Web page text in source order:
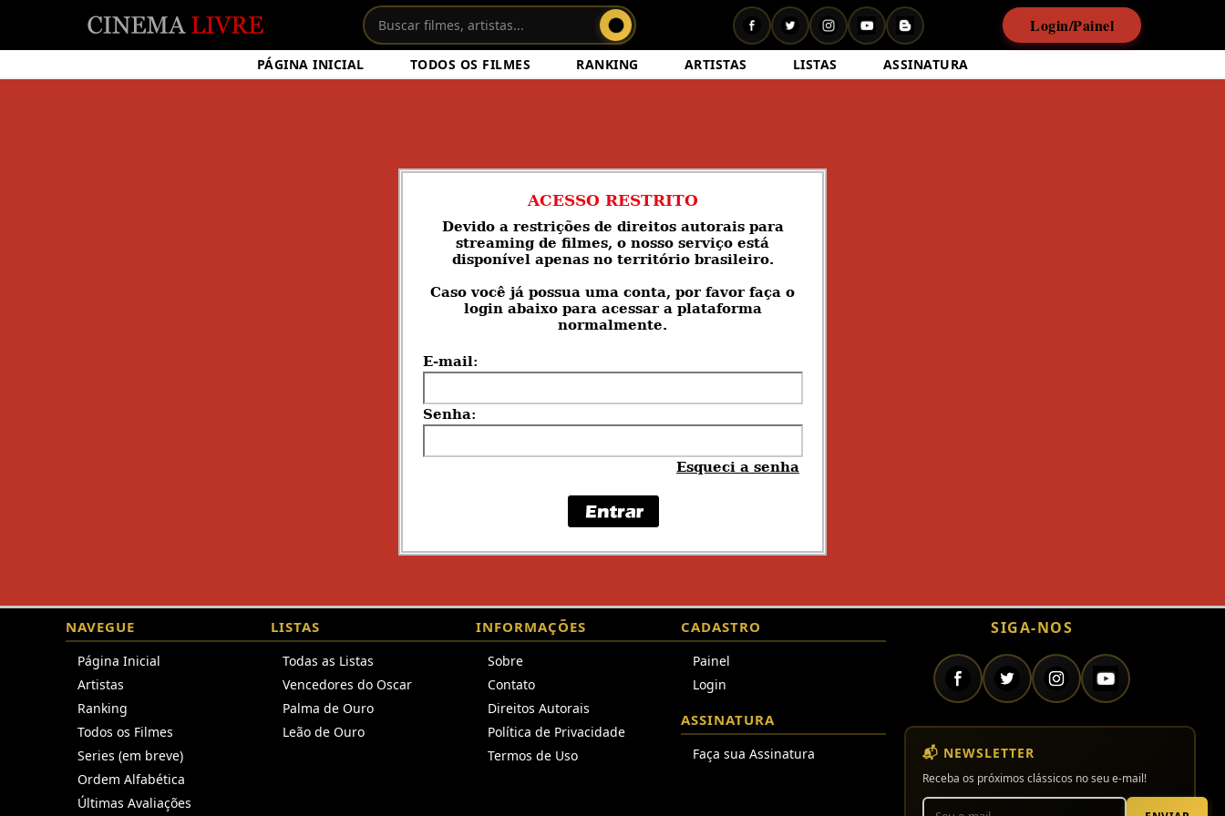
Login/Painel
PÁGINA INICIAL TODOS OS FILMES RANKING ARTISTAS LISTAS ASSINATURA
ACESSO RESTRITO
Devido a restrições de direitos autorais para
streaming de filmes, o nosso serviço está
disponível apenas no território brasileiro.
Caso você já possua uma conta, por favor faça o
login abaixo para acessar a plataforma
normalmente.
E-mail:
Senha:
Esqueci a senha
NAVEGUE
Página Inicial
Artistas
Ranking
Todos os Filmes
Series (em breve)
Ordem Alfabética
Últimas Avaliações
LISTAS
Todas as Listas
Vencedores do Oscar
Palma de Ouro
Leão de Ouro
INFORMAÇÕES
Sobre
Contato
Direitos Autorais
Política de Privacidade
Termos de Uso
CADASTRO
Painel
Login
ASSINATURA
Faça sua Assinatura
SIGA-NOS
📬 NEWSLETTER
Receba os próximos clássicos no seu e-mail!